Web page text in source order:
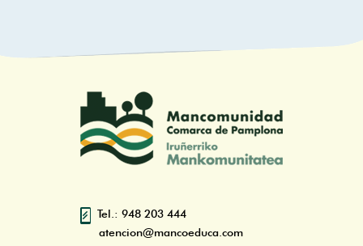
Tel.: 948 203 444
atencion@mancoeduca.com